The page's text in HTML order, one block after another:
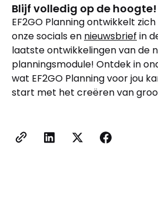
Blijf volledig op de hoogte!
EF2GO Planning ontwikkelt
onze socials en nieuwsbrief in
laatste ontwikkelingen van de
planningsmodule! Ontdek in
wat EF2GO Planning voor jou
start met het creëren van